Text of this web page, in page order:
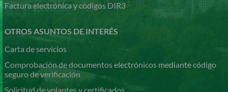
Factura electrónica y códigos DIR3
OTROS ASUNTOS DE INTERÉS
Carta de servicios
Comprobación de documentos electrónicos mediante código
seguro de verificación
Solicitud de volantes y certificados